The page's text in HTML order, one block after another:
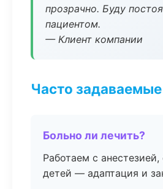
прозрачно. Буду
пациентом.
— Клиент компании
Часто
Больно ли лечить?
Работаем с
детей — адаптация и